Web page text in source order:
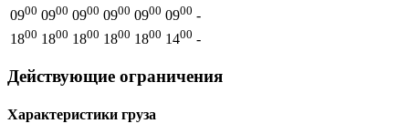
0900 0900 0900 0900 0900 0900 -
1800 1800 1800 1800 1800 1400 -
Действующие ограничения
Характеристики груза